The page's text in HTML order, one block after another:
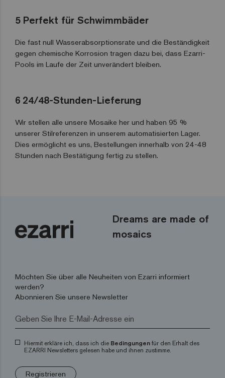
5 Perfekt für Schwimmbäder
Die fast null Wasserabsorptionsrate und die Beständigkeit
gegen chemische Korrosion tragen dazu bei, dass Ezarri-
Pools im Laufe der Zeit unverändert bleiben.
6 24/48-Stunden-Lieferung
Wir stellen alle unsere Mosaike her und haben 95 %
unserer Stilreferenzen in unserem automatisierten Lager.
Dies ermöglicht es uns, Bestellungen innerhalb von 24-48
Stunden nach Bestätigung fertig zu stellen.
Dreams are made of
mosaics
Möchten Sie über alle Neuheiten von Ezarri informiert
werden?
Abonnieren Sie unsere Newsletter
Hiermit erkläre ich, dass ich die Bedingungen für den Erhalt des
EZARRI Newsletters gelesen habe und ihnen zustimme.
Registrieren